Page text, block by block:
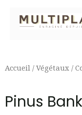
Accueil / Végétaux /
Pinus